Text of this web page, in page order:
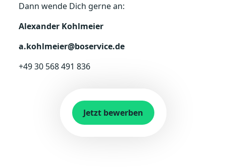
Dann wende Dich gerne an:
Alexander Kohlmeier
a.kohlmeier@boservice.de
+49 30 568 491 836
Jetzt bewerben